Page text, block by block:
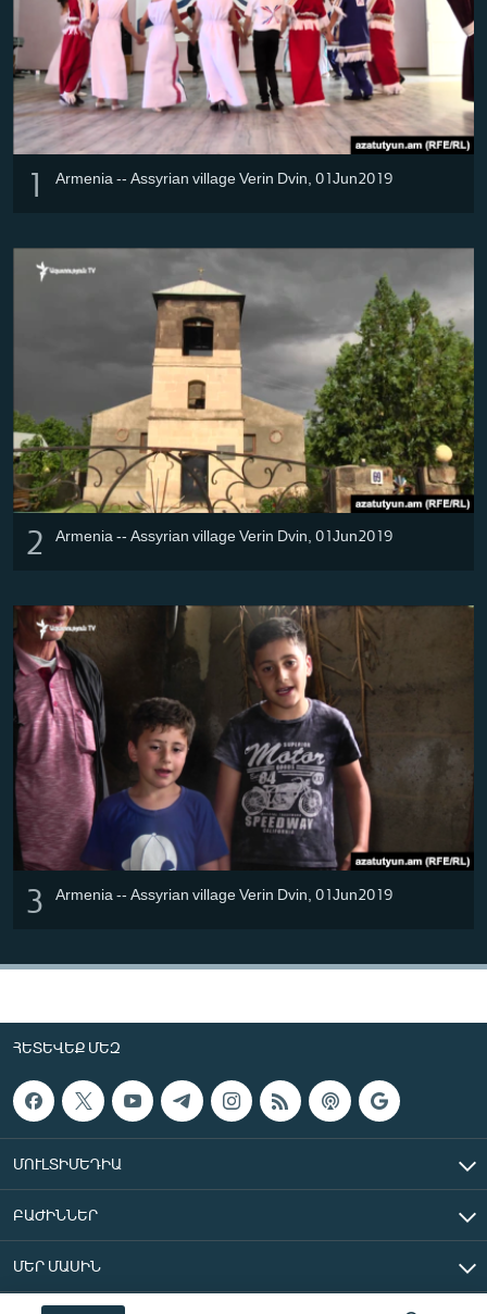
ՏՏ ԵՒ ԻՆՏԵՐՆԵՏ
ԿՈՐՈՆԱՎԻՐՈՒՍ
ԱՐԽԻՎ
ՏԵՍԱՆՅՈՒԹԵՐ
ԲԱՆԱՎԵՃ
ՓՈԴՔԱՍԹ
ՀԵՏԵՎԵՔ ՄԵԶ
«Ազատության» բոլոր կայքերը
1 Armenia -- Assyrian village Verin Dvin, 01Jun2019
2 Armenia -- Assyrian village Verin Dvin, 01Jun2019
3 Armenia -- Assyrian village Verin Dvin, 01Jun2019
ՀԵՏԵՎԵՔ ՄԵԶ
ՄՈՒԼՏԻՄԵԴԻԱ
ԲԱԺԻՆՆԵՐ
ՄԵՐ ՄԱՍԻՆ